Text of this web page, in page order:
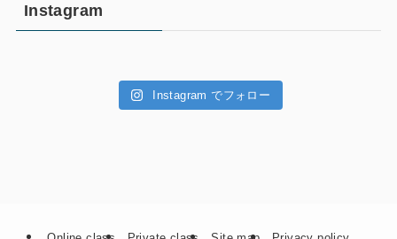
Instagram
Instagram でフォロー